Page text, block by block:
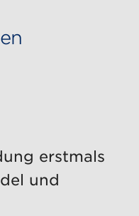
erstmals
und